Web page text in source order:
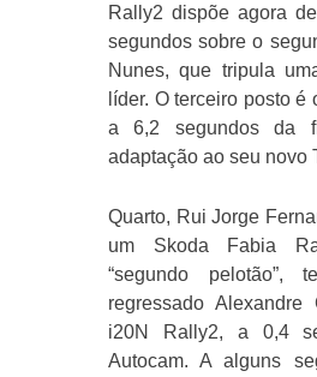
Rally2 dispõe agora
segundos sobre o
Nunes, que tripula
líder. O terceiro posto
a 6,2 segundos da
adaptação ao seu novo
Quarto, Rui Jorge
um Skoda Fabia
“segundo
regressado
i20N Rally2, a 0,4
Autocam. A alguns